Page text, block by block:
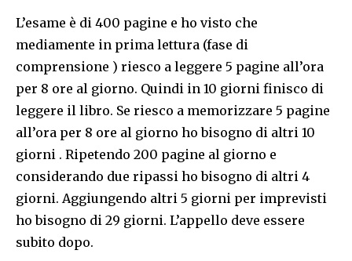
L’esame è di 400 pagine e ho visto che
mediamente in prima lettura (fase di
comprensione ) riesco a leggere 5 pagine all’ora
per 8 ore al giorno. Quindi in 10 giorni finisco di
leggere il libro. Se riesco a memorizzare 5 pagine
all’ora per 8 ore al giorno ho bisogno di altri 10
giorni . Ripetendo 200 pagine al giorno e
considerando due ripassi ho bisogno di altri 4
giorni. Aggiungendo altri 5 giorni per imprevisti
ho bisogno di 29 giorni. L’appello deve essere
subito dopo.